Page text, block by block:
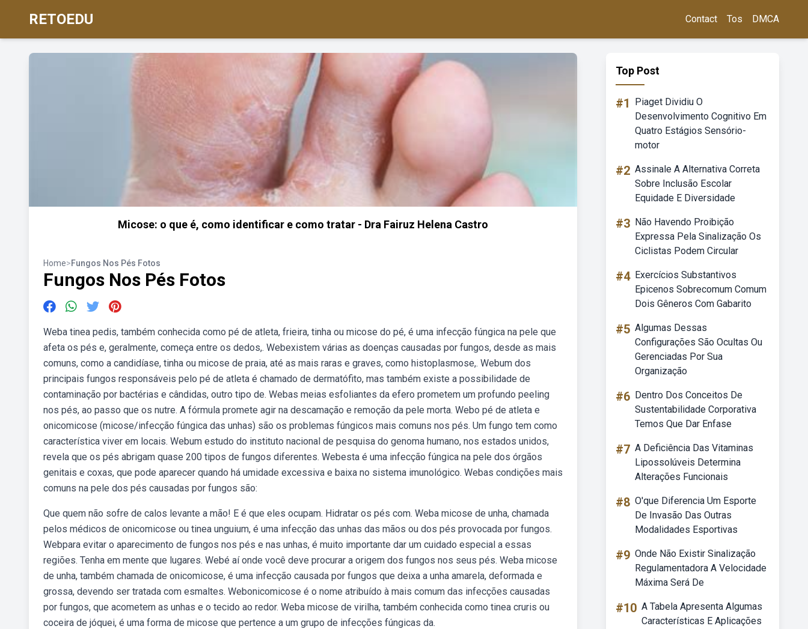
RETOEDU Contact Tos DMCA
Micose: o que é, como identificar e como tratar - Dra Fairuz Helena Castro
Home>Fungos Nos Pés Fotos
Fungos Nos Pés Fotos
Weba tinea pedis, também conhecida como pé de atleta, frieira, tinha ou micose do pé, é uma infecção fúngica na pele que
afeta os pés e, geralmente, começa entre os dedos,. Webexistem várias as doenças causadas por fungos, desde as mais
comuns, como a candidíase, tinha ou micose de praia, até as mais raras e graves, como histoplasmose,. Webum dos
principais fungos responsáveis pelo pé de atleta é chamado de dermatófito, mas também existe a possibilidade de
contaminação por bactérias e cândidas, outro tipo de. Webas meias esfoliantes da efero prometem um profundo peeling
nos pés, ao passo que os nutre. A fórmula promete agir na descamação e remoção da pele morta. Webo pé de atleta e
onicomicose (micose/infecção fúngica das unhas) são os problemas fúngicos mais comuns nos pés. Um fungo tem como
característica viver em locais. Webum estudo do instituto nacional de pesquisa do genoma humano, nos estados unidos,
revela que os pés abrigam quase 200 tipos de fungos diferentes. Webesta é uma infecção fúngica na pele dos órgãos
genitais e coxas, que pode aparecer quando há umidade excessiva e baixa no sistema imunológico. Webas condições mais
comuns na pele dos pés causadas por fungos são:
Que quem não sofre de calos levante a mão! E é que eles ocupam. Hidratar os pés com. Weba micose de unha, chamada
pelos médicos de onicomicose ou tinea unguium, é uma infecção das unhas das mãos ou dos pés provocada por fungos.
Webpara evitar o aparecimento de fungos nos pés e nas unhas, é muito importante dar um cuidado especial a essas
regiões. Tenha em mente que lugares. Webé aí onde você deve procurar a origem dos fungos nos seus pés. Weba micose
de unha, também chamada de onicomicose, é uma infecção causada por fungos que deixa a unha amarela, deformada e
grossa, devendo ser tratada com esmaltes. Webonicomicose é o nome atribuído à mais comum das infecções causadas
por fungos, que acometem as unhas e o tecido ao redor. Weba micose de virilha, também conhecida como tinea cruris ou
coceira de jóquei, é uma forma de micose que pertence a um grupo de infecções fúngicas da.
Top Post
#1
Piaget Dividiu O
Desenvolvimento Cognitivo Em
Quatro Estágios Sensório-
motor
#2 Assinale A Alternativa Correta
Sobre Inclusão Escolar
Equidade E Diversidade
#3 Não Havendo Proibição
Expressa Pela Sinalização Os
Ciclistas Podem Circular
#4 Exercícios Substantivos
Epicenos Sobrecomum Comum
Dois Gêneros Com Gabarito
#5 Algumas Dessas
Configurações São Ocultas Ou
Gerenciadas Por Sua
Organização
#6 Dentro Dos Conceitos De
Sustentabilidade Corporativa
Temos Que Dar Enfase
#7 A Deficiência Das Vitaminas
Lipossolúveis Determina
Alterações Funcionais
#8 O'que Diferencia Um Esporte
De Invasão Das Outras
Modalidades Esportivas
#9 Onde Não Existir Sinalização
Regulamentadora A Velocidade
Máxima Será De
#10 A Tabela Apresenta Algumas
Características E Aplicações